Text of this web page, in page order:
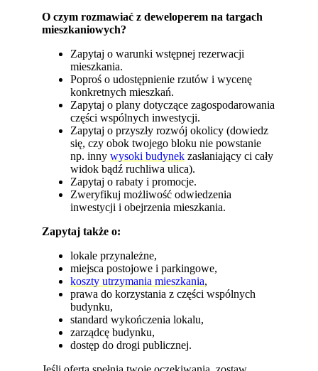
O czym rozmawiać z deweloperem na targach
mieszkaniowych?
Zapytaj o warunki wstępnej rezerwacji
mieszkania.
Poproś o udostępnienie rzutów i wycenę
konkretnych mieszkań.
Zapytaj o plany dotyczące zagospodarowania
części wspólnych inwestycji.
Zapytaj o przyszły rozwój okolicy (dowiedz
się, czy obok twojego bloku nie powstanie
np. innywysoki budynek zasłaniający ci cały
widok bądź ruchliwa ulica).
Zapytaj o rabaty i promocje.
Zweryfikuj możliwość odwiedzenia
inwestycji i obejrzenia mieszkania.
Zapytaj także o:
lokale przynależne,
miejsca postojowe i parkingowe,
koszty utrzymania mieszkania,
prawa do korzystania z części wspólnych
budynku,
standard wykończenia lokalu,
zarządcę budynku,
dostęp do drogi publicznej.